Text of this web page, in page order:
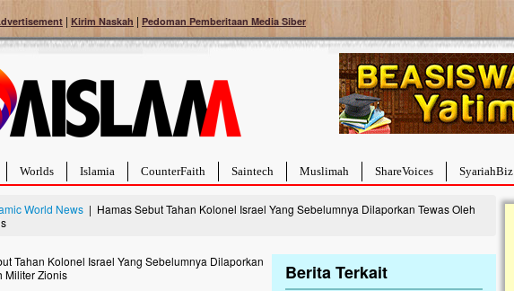
| Kirim Naskah | Pedoman Pemberitaan Media Siber
Worlds Islamia CounterFaith Saintech Muslimah ShareVoices SyariahBiz
World News | Hamas Sebut Tahan Kolonel Israel Yang Sebelumnya Dilaporkan Tewas Oleh
Berita Terkait